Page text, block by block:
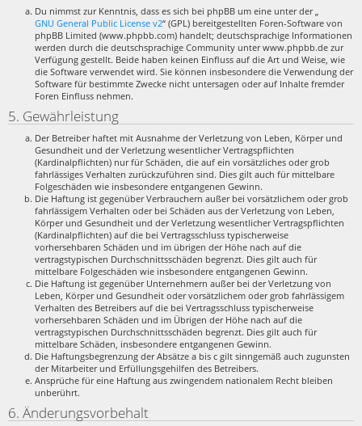
Du nimmst zur Kenntnis, dass es sich bei phpBB um eine unter der „
GNU General Public License v2“ (GPL) bereitgestellten Foren-Software von
phpBB Limited (www.phpbb.com) handelt; deutschsprachige Informationen
werden durch die deutschsprachige Community unter www.phpbb.de zur
Verfügung gestellt. Beide haben keinen Einfluss auf die Art und Weise, wie
die Software verwendet wird. Sie können insbesondere die Verwendung der
Software für bestimmte Zwecke nicht untersagen oder auf Inhalte fremder
Foren Einfluss nehmen.
5. Gewährleistung
Der Betreiber haftet mit Ausnahme der Verletzung von Leben, Körper und
Gesundheit und der Verletzung wesentlicher Vertragspflichten
(Kardinalpflichten) nur für Schäden, die auf ein vorsätzliches oder grob
fahrlässiges Verhalten zurückzuführen sind. Dies gilt auch für mittelbare
Folgeschäden wie insbesondere entgangenen Gewinn.
Die Haftung ist gegenüber Verbrauchern außer bei vorsätzlichem oder grob
fahrlässigem Verhalten oder bei Schäden aus der Verletzung von Leben,
Körper und Gesundheit und der Verletzung wesentlicher Vertragspflichten
(Kardinalpflichten) auf die bei Vertragsschluss typischerweise
vorhersehbaren Schäden und im übrigen der Höhe nach auf die
vertragstypischen Durchschnittsschäden begrenzt. Dies gilt auch für
mittelbare Folgeschäden wie insbesondere entgangenen Gewinn.
Die Haftung ist gegenüber Unternehmern außer bei der Verletzung von
Leben, Körper und Gesundheit oder vorsätzlichem oder grob fahrlässigem
Verhalten des Betreibers auf die bei Vertragsschluss typischerweise
vorhersehbaren Schäden und im Übrigen der Höhe nach auf die
vertragstypischen Durchschnittsschäden begrenzt. Dies gilt auch für
mittelbare Schäden, insbesondere entgangenen Gewinn.
Die Haftungsbegrenzung der Absätze a bis c gilt sinngemäß auch zugunsten
der Mitarbeiter und Erfüllungsgehilfen des Betreibers.
Ansprüche für eine Haftung aus zwingendem nationalem Recht bleiben
unberührt.
6. Änderungsvorbehalt